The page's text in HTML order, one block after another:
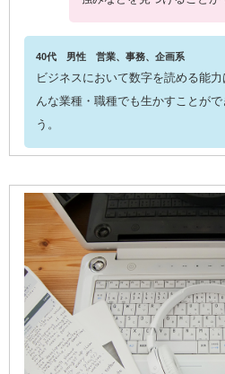
40代 男性 営業、事務、企画系
ビジネスにおいて数字を読める能
んな業種・職種でも生かすことが
う。